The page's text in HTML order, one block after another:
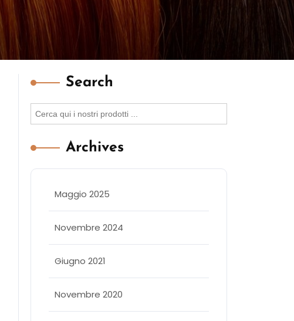
Search
Search
for:
Archives
Maggio 2025
Novembre 2024
Giugno 2021
Novembre 2020